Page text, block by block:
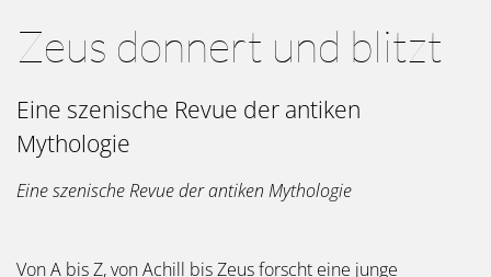
Zeus donnert und blitzt
Eine szenische Revue der antiken
Mythologie
Eine szenische Revue der antiken Mythologie
Von A bis Z, von Achill bis Zeus forscht eine junge